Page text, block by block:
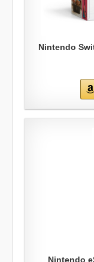
Nintendo
Nintendo